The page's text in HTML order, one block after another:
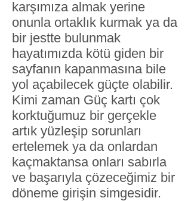
karşımıza almak yerine
onunla ortaklık kurmak ya da
bir jestte bulunmak
hayatımızda kötü giden bir
sayfanın kapanmasına bile
yol açabilecek güçte olabilir.
Kimi zaman Güç kartı çok
korktuğumuz bir gerçekle
artık yüzleşip sorunları
ertelemek ya da onlardan
kaçmaktansa onları sabırla
ve başarıyla çözeceğimiz bir
döneme girişin simgesidir.